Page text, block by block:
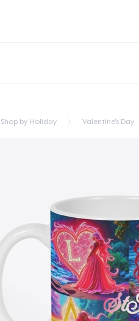
Shop by Holiday Valentine's Day